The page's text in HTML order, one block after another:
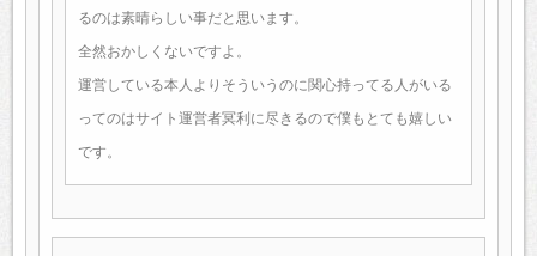
るのは素晴らしい事だと思います。
全然おかしくないですよ。
運営している本人よりそういうのに関心持ってる人がいる
ってのはサイト運営者冥利に尽きるので僕もとても嬉しい
です。